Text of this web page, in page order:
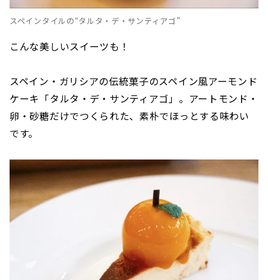
スペインタイルの“タルタ・デ・サンティアゴ”
こんな美しいスイーツも！
スペイン・ガリシアの伝統菓子のスペイン風アーモンド
ケーキ「タルタ・デ・サンティアゴ」。アートモンド・
卵・砂糖だけでつくられた、素朴でほっとする味わい
です。